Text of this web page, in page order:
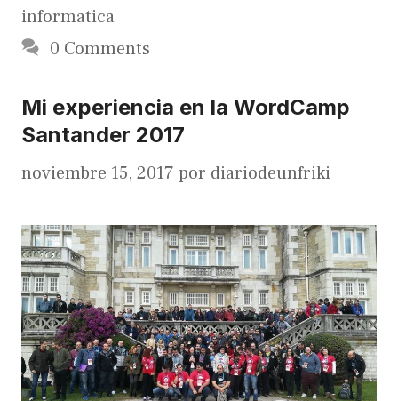
informatica
0 Comments
Mi experiencia en la WordCamp
Santander 2017
noviembre 15, 2017 por diariodeunfriki